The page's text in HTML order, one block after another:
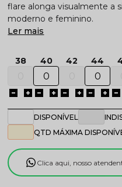
flare alonga visualmente a
moderno e feminino.
Ler mais
38 40 42 44
DISPONÍVEL
QTD MÁXIMA
Clica aqui, nosso